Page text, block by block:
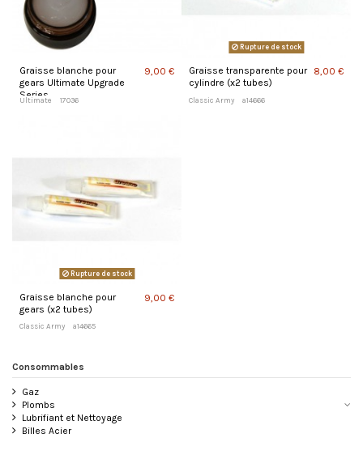
Graisse blanche pour
gears Ultimate Upgrade
Series
Ultimate 17036
9,00 €
Rupture de stock
Graisse transparente pour
cylindre (x2 tubes)
Classic Army a14666
8,00 €
Rupture de stock
Graisse blanche pour
gears (x2 tubes)
Classic Army a14665
9,00 €
Consommables
Gaz
Plombs
Lubrifiant et Nettoyage
Billes Acier